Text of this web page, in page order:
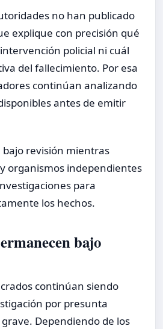
no han publicado
explique con precisión qué
policial ni cuál
del fallecimiento. Por esa
continúan analizando
antes de emitir
bajo revisión mientras
organismos independientes
para
los hechos.
bajo
continúan siendo
por presunta
Dependiendo de los